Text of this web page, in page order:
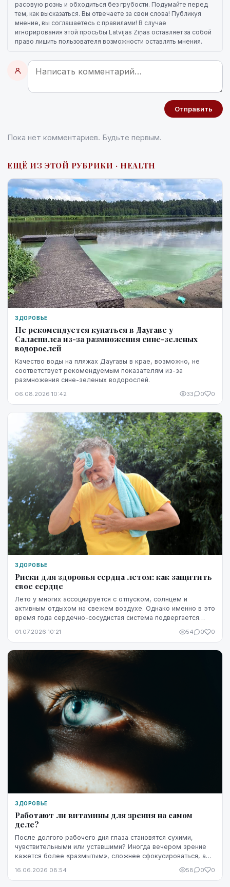
расовую рознь и обходиться без грубости. Подумайте перед
тем, как высказаться. Вы отвечаете за свои слова! Публикуя
мнение, вы соглашаетесь с правилами! В случае
игнорирования этой просьбы Latvijas Ziņas оставляет за собой
право лишить пользователя возможности оставлять мнения.
Отправить
Пока нет комментариев. Будьте первым.
ЕЩЁ ИЗ ЭТОЙ РУБРИКИ · HEALTH
ЗДОРОВЬЕ
Не рекомендуется купаться в Даугаве у
Саласпилса из-за размножения сине-зеленых
водорослей
Качество воды на пляжах Даугавы в крае, возможно, не
соответствует рекомендуемым показателям из-за
размножения сине-зеленых водорослей.
06.08.2026 10:42 33 0 0
ЗДОРОВЬЕ
Риски для здоровья сердца летом: как защитить
свое сердце
Лето у многих ассоциируется с отпуском, солнцем и
активным отдыхом на свежем воздухе. Однако именно в это
время года сердечно-сосудистая система подвергается
01.07.2026 10:21 54 0 0
ЗДОРОВЬЕ
Работают ли витамины для зрения на самом
деле?
После долгого рабочего дня глаза становятся сухими,
чувствительными или уставшими? Иногда вечером зрение
кажется более «размытым», сложнее сфокусироваться, а
16.06.2026 08:54 58 0 0